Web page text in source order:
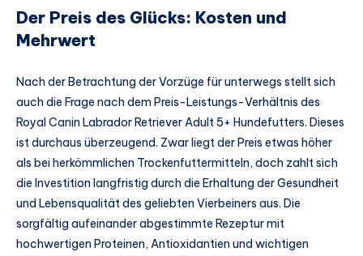
Der Preis des Glücks: Kosten und
Mehrwert
Nach der Betrachtung der Vorzüge für unterwegs stellt sich
auch die Frage nach dem Preis-Leistungs-Verhältnis des
Royal Canin Labrador Retriever Adult 5+ Hundefutters. Dieses
ist durchaus überzeugend. Zwar liegt der Preis etwas höher
als bei herkömmlichen Trockenfuttermitteln, doch zahlt sich
die Investition langfristig durch die Erhaltung der Gesundheit
und Lebensqualität des geliebten Vierbeiners aus. Die
sorgfältig aufeinander abgestimmte Rezeptur mit
hochwertigen Proteinen, Antioxidantien und wichtigen